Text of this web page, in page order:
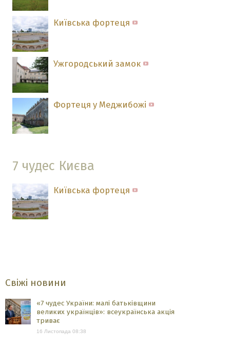
Київська фортеця
Ужгородський замок
Фортеця у Меджибожі
7 чудес Києва
Київська фортеця
Свіжі новини
«7 чудес України: малі батьківщини
великих українців»: всеукраїнська акція
триває
16 Листопада 08:38